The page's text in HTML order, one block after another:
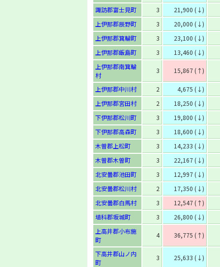
諏訪郡富士見町
3
21,900 (↓)
上伊那郡辰野町
3
20,000 (↓)
上伊那郡箕輪町
3
23,100 (↓)
上伊那郡飯島町
3
13,460 (↓)
上伊那郡南箕輪
村
3 15,867 (↑)
上伊那郡中川村 2
4,675 (↓)
上伊那郡宮田村
2
18,250 (↓)
下伊那郡松川町
3
19,800 (↓)
下伊那郡高森町
3
18,600 (↓)
木曽郡上松町
3
14,233 (↓)
木曽郡木曽町
3
22,167 (↓)
北安曇郡池田町
3
12,997 (↓)
北安曇郡松川村
2
17,350 (↓)
北安曇郡白馬村
3
12,547 (↑)
埴科郡坂城町
3
26,800 (↓)
上高井郡小布施
町
4 36,775 (↑)
下高井郡山ノ内
町
3 25,633 (↓)